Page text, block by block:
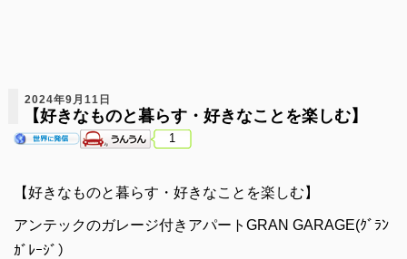
2024年9月11日
【好きなものと暮らす・好きなことを楽しむ】
1
【好きなものと暮らす・好きなことを楽しむ】
アンテックのガレージ付きアパートGRAN GARAGE(ｸﾞﾗﾝ
ｶﾞﾚｰｼﾞ）